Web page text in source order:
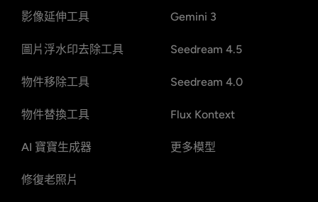
影像延伸工具
圖片浮水印去除工具
物件移除工具
物件替換工具
AI 寶寶生成器
修復老照片
Gemini 3
Seedream 4.5
Seedream 4.0
Flux Kontext
更多模型